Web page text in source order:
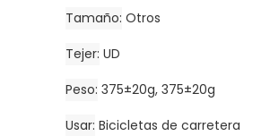
Tamaño Otros
Tejer UD
Peso 375±20g, 375±20g
Usar Bicicletas de carretera